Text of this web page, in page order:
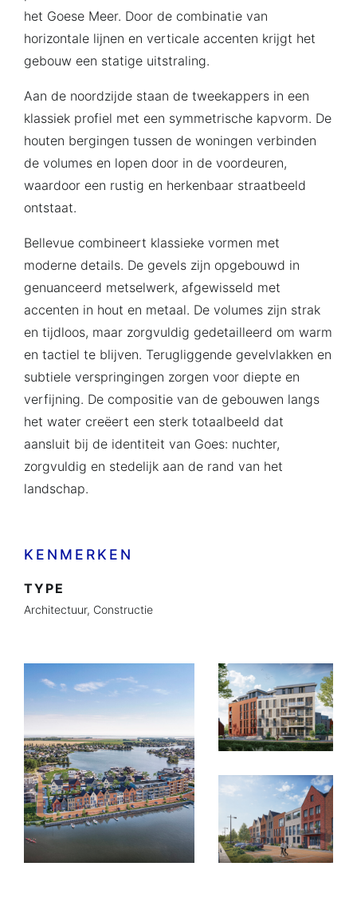
het Goese Meer. Door de combinatie van
horizontale lijnen en verticale accenten krijgt het
gebouw een statige uitstraling.
Aan de noordzijde staan de tweekappers in een
klassiek profiel met een symmetrische kapvorm. De
houten bergingen tussen de woningen verbinden
de volumes en lopen door in de voordeuren,
waardoor een rustig en herkenbaar straatbeeld
ontstaat.
Bellevue combineert klassieke vormen met
moderne details. De gevels zijn opgebouwd in
genuanceerd metselwerk, afgewisseld met
accenten in hout en metaal. De volumes zijn strak
en tijdloos, maar zorgvuldig gedetailleerd om warm
en tactiel te blijven. Terugliggende gevelvlakken en
subtiele verspringingen zorgen voor diepte en
verfijning. De compositie van de gebouwen langs
het water creëert een sterk totaalbeeld dat
aansluit bij de identiteit van Goes: nuchter,
zorgvuldig en stedelijk aan de rand van het
landschap.
KENMERKEN
TYPE
Architectuur, Constructie